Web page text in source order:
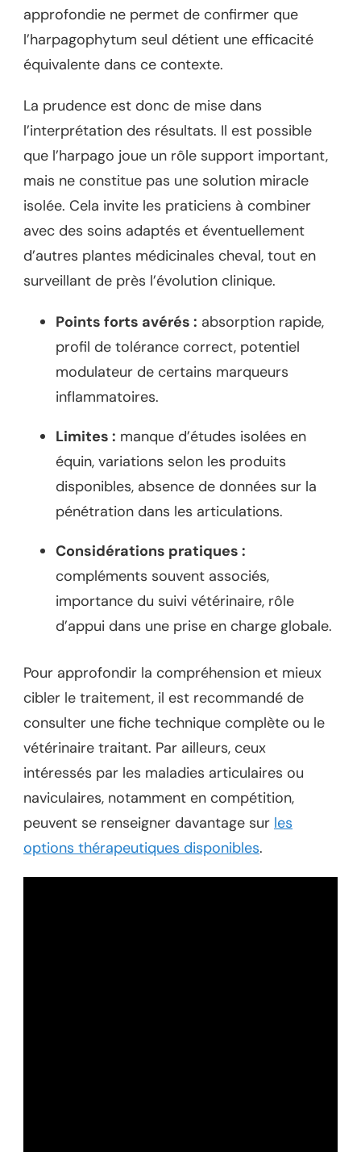
approfondie ne permet de confirmer que
l’harpagophytum seul détient une efficacité
équivalente dans ce contexte.
La prudence est donc de mise dans
l’interprétation des résultats. Il est possible
que l’harpago joue un rôle support important,
mais ne constitue pas une solution miracle
isolée. Cela invite les praticiens à combiner
avec des soins adaptés et éventuellement
d’autres plantes médicinales cheval, tout en
surveillant de près l’évolution clinique.
Points forts avérés : absorption rapide,
profil de tolérance correct, potentiel
modulateur de certains marqueurs
inflammatoires.
Limites : manque d’études isolées en
équin, variations selon les produits
disponibles, absence de données sur la
pénétration dans les articulations.
Considérations pratiques :
compléments souvent associés,
importance du suivi vétérinaire, rôle
d’appui dans une prise en charge globale.
Pour approfondir la compréhension et mieux
cibler le traitement, il est recommandé de
consulter une fiche technique complète ou le
vétérinaire traitant. Par ailleurs, ceux
intéressés par les maladies articulaires ou
naviculaires, notamment en compétition,
peuvent se renseigner davantage sur les
options thérapeutiques disponibles.